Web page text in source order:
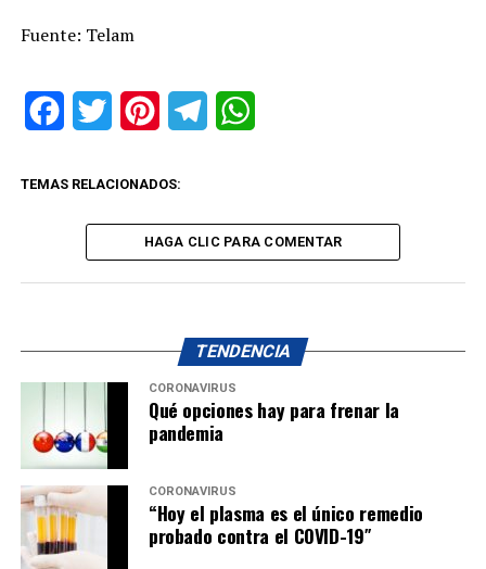
Fuente: Telam
FacebookTwitter PinterestTelegram
TEMAS RELACIONADOS:
HAGA CLIC PARA COMENTAR
TENDENCIA
CORONAVIRUS
Qué opciones hay para frenar la
pandemia
CORONAVIRUS
“Hoy el plasma es el único remedio
probado contra el COVID-19″